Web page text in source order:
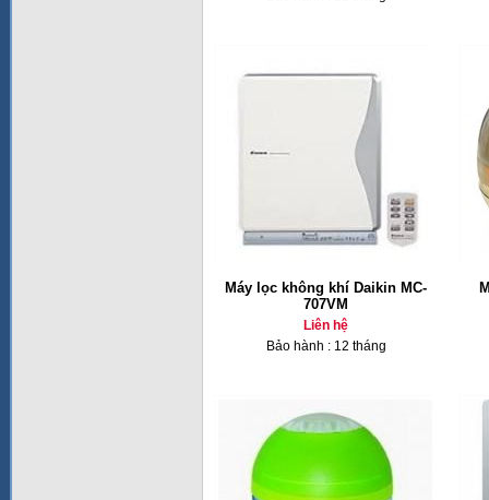
Máy lọc không khí Daikin MC-
707VM
Liên hệ
Bảo hành : 12 tháng